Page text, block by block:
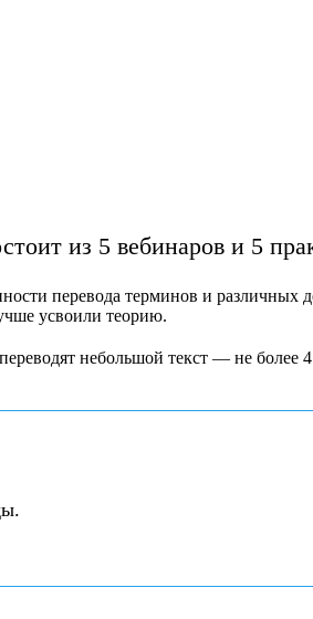
из 5 вебинаров и 5
перевода терминов и различных
усвоили теорию.
небольшой текст — не более